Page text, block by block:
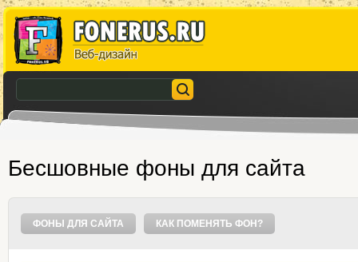
Бесшовные фоны для сайта
ФОНЫ ДЛЯ САЙТА КАК ПОМЕНЯТЬ ФОН?